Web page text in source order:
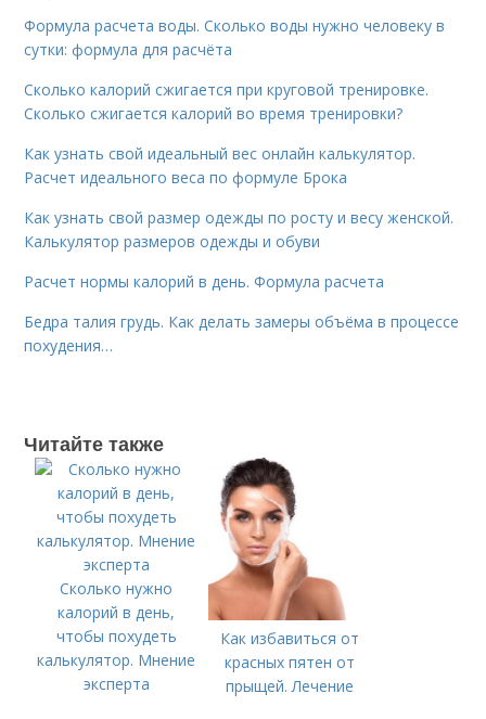
Формула расчета воды. Сколько воды нужно человеку в
сутки: формула для расчёта
Сколько калорий сжигается при круговой тренировке.
Сколько сжигается калорий во время тренировки?
Как узнать свой идеальный вес онлайн калькулятор.
Расчет идеального веса по формуле Брока
Как узнать свой размер одежды по росту и весу женской.
Калькулятор размеров одежды и обуви
Расчет нормы калорий в день. Формула расчета
Бедра талия грудь. Как делать замеры объёма в процессе
похудения…
Читайте также
Сколько нужно
калорий в день,
чтобы похудеть
калькулятор. Мнение
эксперта
Как избавиться от
красных пятен от
прыщей. Лечение